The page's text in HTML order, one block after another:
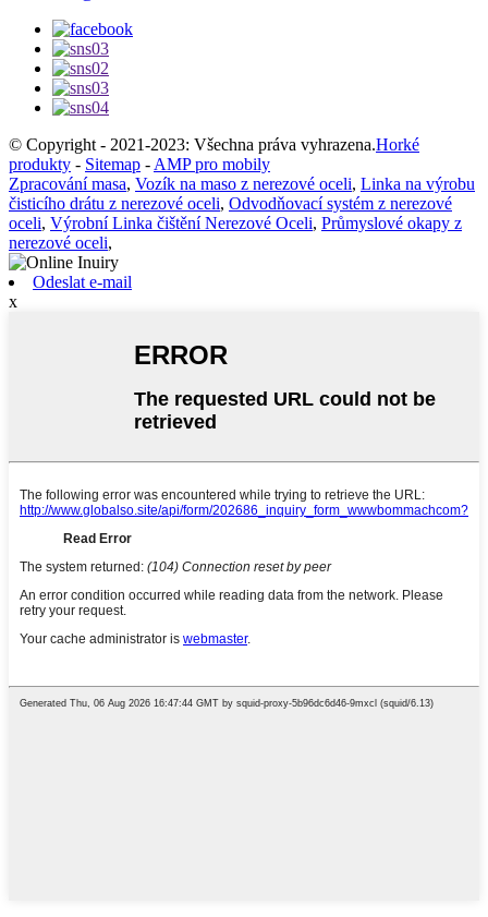
© Copyright - 2021-2023: Všechna práva vyhrazena.Horké
produkty - Sitemap - AMP pro mobily
Zpracování masa, Vozík na maso z nerezové oceli, Linka na výrobu
čisticího drátu z nerezové oceli, Odvodňovací systém z nerezové
oceli, Výrobní Linka čištění Nerezové Oceli, Průmyslové okapy z
nerezové oceli,
Odeslat e-mail
x